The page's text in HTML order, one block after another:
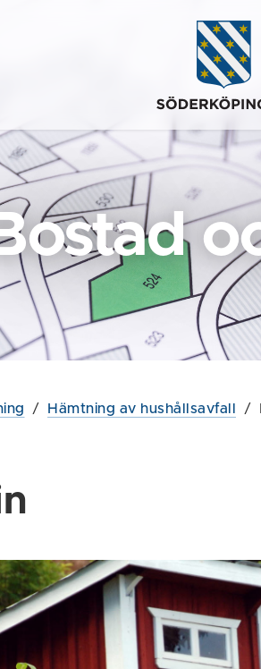
/ Hämtning av hushållsavfall /